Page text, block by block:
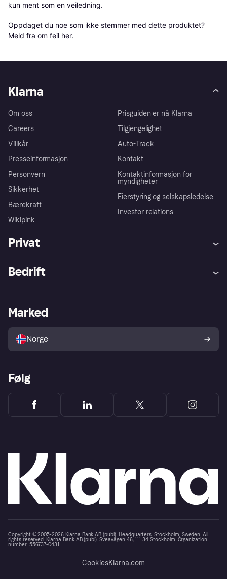
kun ment som en veiledning.
Oppdaget du noe som ikke stemmer med dette produktet?
Meld fra om feil her.
Klarna
Om oss
Careers
Villkår
Presseinformasjon
Personvern
Sikkerhet
Bærekraft
Wikipink
Prisguiden er nå Klarna
Tilgjengelighet
Auto-Track
Kontakt
Kontaktinformasjon for
myndigheter
Eierstyring og selskapsledelse
Investor relations
Privat
Utforsk butikker
Bedrift
Merchant portal
Marked
Norge
Følg
Copyright © 2005-2026 Klarna Bank AB (publ). Headquarters: Stockholm, Sweden. All
rights reserved. Klarna Bank AB (publ). Sveavägen 46, 111 34 Stockholm. Organization
number: 556737-0431
CookiesKlarna.com